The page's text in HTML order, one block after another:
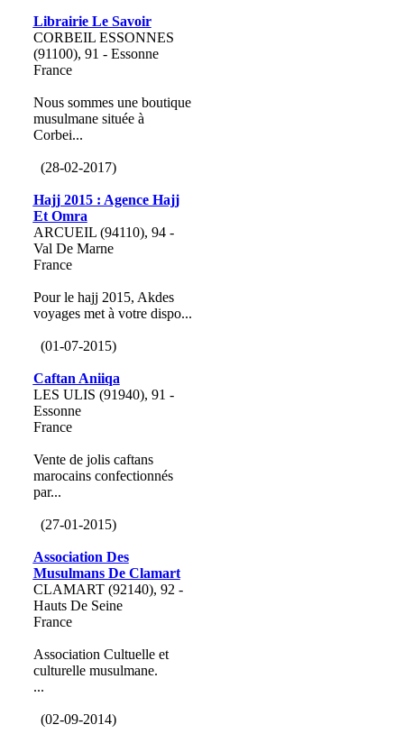
Librairie Le Savoir
CORBEIL ESSONNES
(91100), 91 - Essonne
France
Nous sommes une boutique
musulmane située à
Corbei...
(28-02-2017)
Hajj 2015 : Agence Hajj
Et Omra
ARCUEIL (94110), 94 -
Val De Marne
France
Pour le hajj 2015, Akdes
voyages met à votre dispo...
(01-07-2015)
Caftan Aniiqa
LES ULIS (91940), 91 -
Essonne
France
Vente de jolis caftans
marocains confectionnés
par...
(27-01-2015)
Association Des
Musulmans De Clamart
CLAMART (92140), 92 -
Hauts De Seine
France
Association Cultuelle et
culturelle musulmane.
...
(02-09-2014)